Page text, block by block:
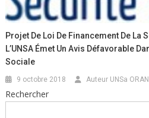
Projet De Loi De Financement De La
L’UNSA Émet Un Avis Défavorable
Sociale
9 octobre 2018 Auteur UNSa
Rechercher